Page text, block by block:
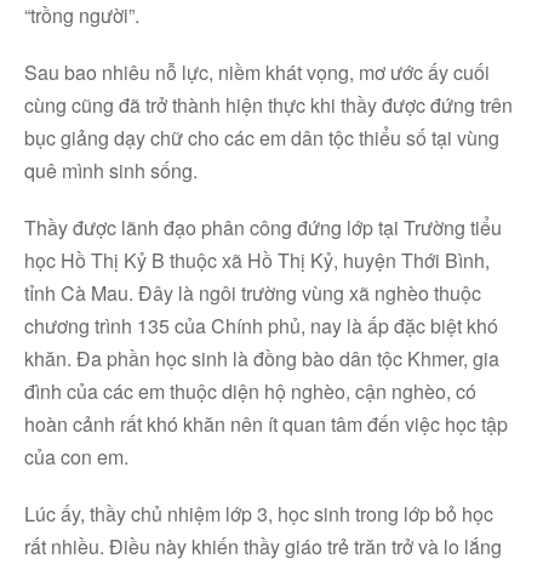
“trồng người”.
Sau bao nhiêu nỗ lực, niềm khát vọng, mơ ước ấy cuối
cùng cũng đã trở thành hiện thực khi thầy được đứng trên
bục giảng dạy chữ cho các em dân tộc thiểu số tại vùng
quê mình sinh sống.
Thầy được lãnh đạo phân công đứng lớp tại Trường tiểu
học Hồ Thị Kỷ B thuộc xã Hồ Thị Kỷ, huyện Thới Bình,
tỉnh Cà Mau. Đây là ngôi trường vùng xã nghèo thuộc
chương trình 135 của Chính phủ, nay là ấp đặc biệt khó
khăn. Đa phần học sinh là đồng bào dân tộc Khmer, gia
đình của các em thuộc diện hộ nghèo, cận nghèo, có
hoàn cảnh rất khó khăn nên ít quan tâm đến việc học tập
của con em.
Lúc ấy, thầy chủ nhiệm lớp 3, học sinh trong lớp bỏ học
rất nhiều. Điều này khiến thầy giáo trẻ trăn trở và lo lắng